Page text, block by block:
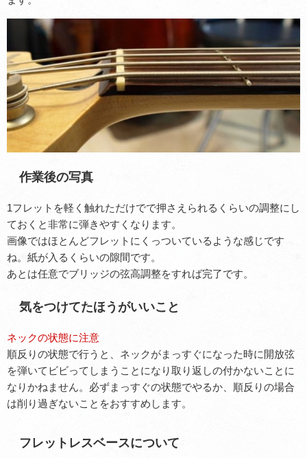
作業後の写真
1フレットを軽く触れただけでで押さえられるくらいの調整にし
ておくと非常に弾きやすくなります。
画像ではほとんどフレットにくっついているような感じです
ね。紙が入るくらいの隙間です。
あとは任意でブリッジの弦高調整をすれば完了です。
気をつけてたほうがいいこと
ネックの状態に注意
順反りの状態で行うと、ネックがまっすぐになった時に開放弦
を弾いてビビってしまうことになり取り返しの付かないことに
なりかねません。必ずまっすぐの状態でやるか、順反りの場合
は削り過ぎないことをおすすめします。
フレットレスベースについて